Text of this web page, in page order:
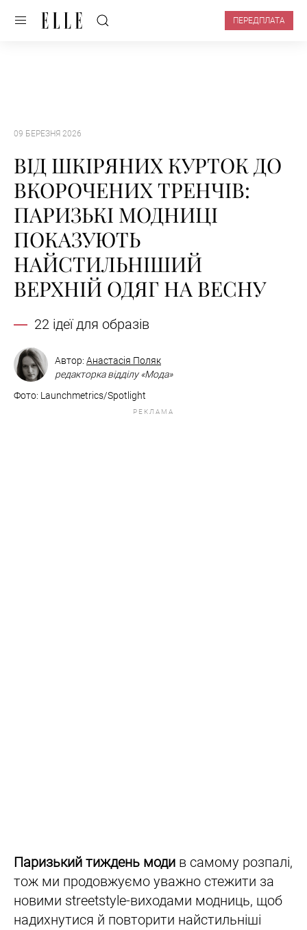
ПЕРЕДПЛАТА
09 БЕРЕЗНЯ 2026
ВІД ШКІРЯНИХ КУРТОК ДО
ВКОРОЧЕНИХ ТРЕНЧІВ:
ПАРИЗЬКІ МОДНИЦІ
ПОКАЗУЮТЬ
НАЙСТИЛЬНІШИЙ
ВЕРХНІЙ ОДЯГ НА ВЕСНУ
22 ідеї для образів
Автор: Анастасія Поляк
редакторка відділу «Мода»
Фото: Launchmetrics/Spotlight
РЕКЛАМА
Паризький тиждень моди в самому розпалі,
тож ми продовжуємо уважно стежити за
новими streetstyle-виходами модниць, щоб
надихнутися й повторити найстильніші